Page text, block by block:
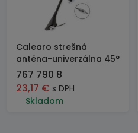
Calearo strešná
anténa-univerzálna 45°
767 790 8
23,17 € s DPH
Skladom